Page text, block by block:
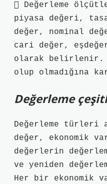
 Değerleme
piyasa değeri,
değer, nominal
cari değer,
olarak belirlenir.
olup olmadığına
Değerleme
Değerleme türleri
değer, ekonomik
değerlerin
ve yeniden
Her bir ekonomik